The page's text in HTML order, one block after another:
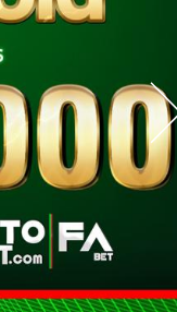
Privacidad
Como Jugar BingoReglas